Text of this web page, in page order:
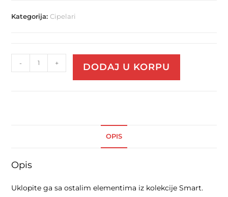
Kategorija:Cipelari
- + DODAJ U KORPU
OPIS
Opis
Uklopite ga sa ostalim elementima iz kolekcije Smart.